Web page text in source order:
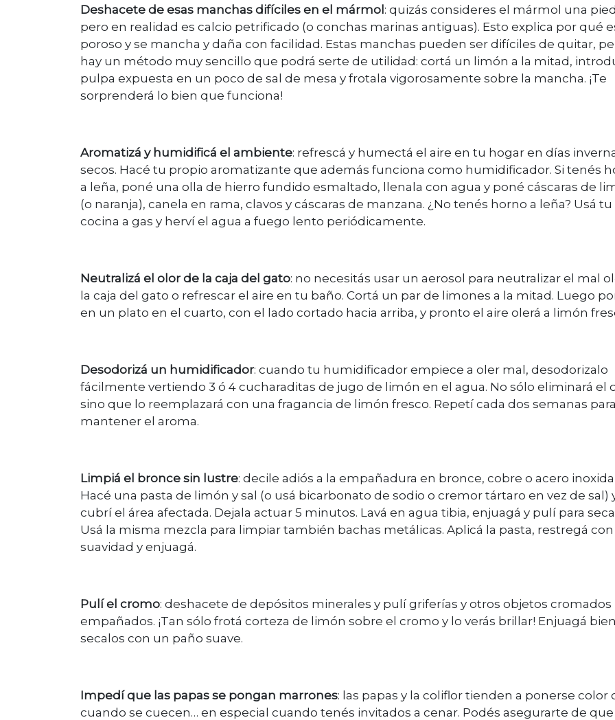
Deshacete de esas manchas difíciles en el mármol: quizás consideres el mármol una
pero en realidad es calcio petrificado (o conchas marinas antiguas). Esto explica por qué
poroso y se mancha y daña con facilidad. Estas manchas pueden ser difíciles de quitar,
hay un método muy sencillo que podrá serte de utilidad: cortá un limón a la mitad,
pulpa expuesta en un poco de sal de mesa y frotala vigorosamente sobre la mancha. ¡Te
sorprenderá lo bien que funciona!
Aromatizá y humidificá el ambiente: refrescá y humectá el aire en tu hogar en días
secos. Hacé tu propio aromatizante que además funciona como humidificador. Si tenés
a leña, poné una olla de hierro fundido esmaltado, llenala con agua y poné cáscaras de
(o naranja), canela en rama, clavos y cáscaras de manzana. ¿No tenés horno a leña? Usá tu
cocina a gas y herví el agua a fuego lento periódicamente.
Neutralizá el olor de la caja del gato: no necesitás usar un aerosol para neutralizar el mal
la caja del gato o refrescar el aire en tu baño. Cortá un par de limones a la mitad. Luego
en un plato en el cuarto, con el lado cortado hacia arriba, y pronto el aire olerá a limón
Desodorizá un humidificador: cuando tu humidificador empiece a oler mal, desodorizalo
fácilmente vertiendo 3 ó 4 cucharaditas de jugo de limón en el agua. No sólo eliminará el
sino que lo reemplazará con una fragancia de limón fresco. Repetí cada dos semanas para
mantener el aroma.
Limpiá el bronce sin lustre: decile adiós a la empañadura en bronce, cobre o acero
Hacé una pasta de limón y sal (o usá bicarbonato de sodio o cremor tártaro en vez de sal)
cubrí el área afectada. Dejala actuar 5 minutos. Lavá en agua tibia, enjuagá y pulí para
Usá la misma mezcla para limpiar también bachas metálicas. Aplicá la pasta, restregá con
suavidad y enjuagá.
Pulí el cromo: deshacete de depósitos minerales y pulí griferías y otros objetos cromados
empañados. ¡Tan sólo frotá corteza de limón sobre el cromo y lo verás brillar! Enjuagá
secalos con un paño suave.
Impedí que las papas se pongan marrones: las papas y la coliflor tienden a ponerse color
cuando se cuecen… en especial cuando tenés invitados a cenar. Podés asegurarte de que